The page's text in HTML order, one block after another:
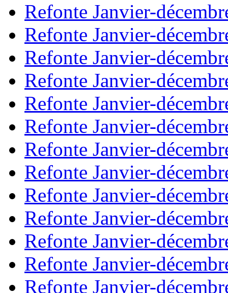
Refonte Janvier-
Refonte Janvier-
Refonte Janvier-
Refonte Janvier-
Refonte Janvier-
Refonte Janvier-
Refonte Janvier-
Refonte Janvier-
Refonte Janvier-
Refonte Janvier-
Refonte Janvier-
Refonte Janvier-
Refonte Janvier-